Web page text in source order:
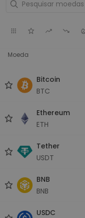
Moeda
Bitcoin
BTC
Ethereum
ETH
Tether
USDT
BNB
BNB
USDC